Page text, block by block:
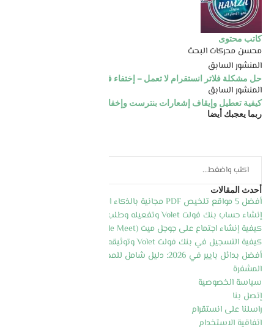
كاتب محتوى
محسن محركات البحث
المنشور السابق
حل مشكلة فلاتر انستقرام لا تعمل – إختفاء فلاتر الانستقرام
المنشور السابق
كيفية تعطيل وإيقاف إشعارات بنترست وإخفائها نهائيا
ربما يعجبك أيضا
أحدث المقالات
أفضل 5 مواقع تلخيص PDF مجانية بالذكاء الاصطناعي 2026
إنشاء حساب بنك فولت Volet وتفعيله وطلب بطاقة الماسترد كارد
كيفية إنشاء اجتماع على جوجل ميت (Google Meet) خطوة بخطوة 2026
كيفية التسجيل في بنك فولت Volet وتوثيقه وطلب البطاقة 2026
أفضل بدائل بايير في 2026: دليل شامل للمحافظ الإلكترونية والعملات
المشفرة
سياسة الخصوصية
إتصل بنا
راسلنا على انستقرام
اتفاقية الاستخدام